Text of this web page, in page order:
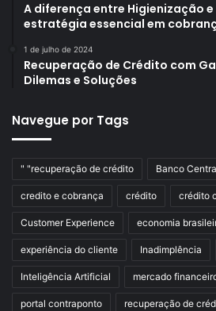
A diferença entre Higienização
estratégia essencial em
1 de julho de 2024
Recuperação de Crédito com
Dilemas e Soluções
Navegue por Tags
" "recuperação de crédito Banco
credito e cobrança crédito crédito
Customer Experience economia
experiência do cliente Inadimplência
Inteligência Artificial mercado
portal contraponto recuperação de